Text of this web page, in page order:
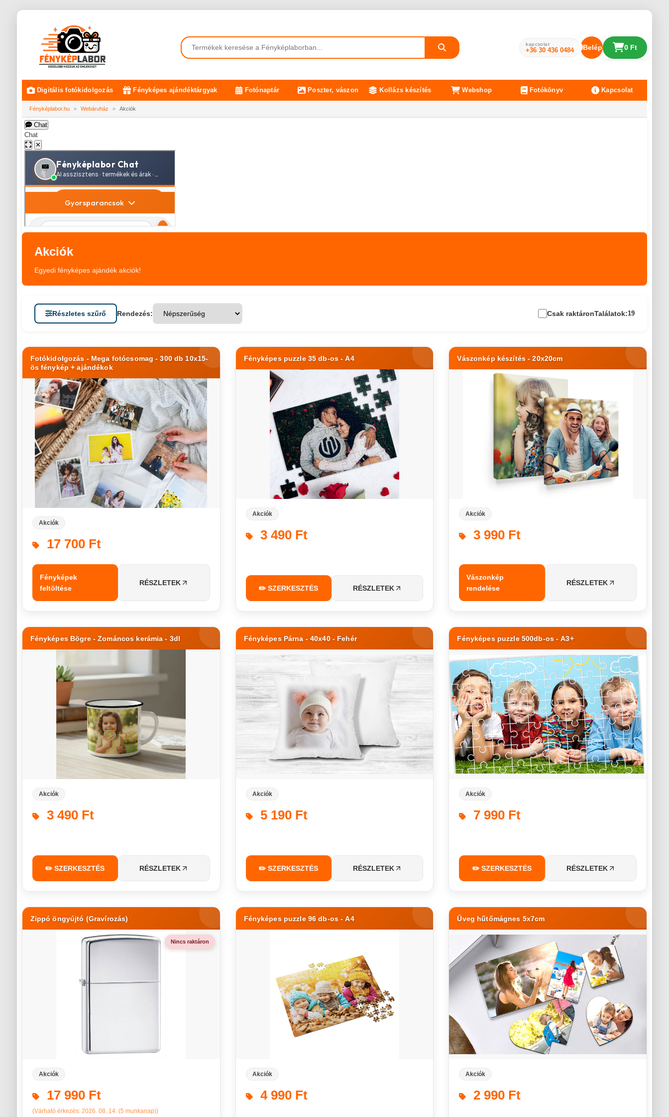
kapcsolat
+36 30 436 0484 Belépés 0 Ft
Digitális fotókidolgozás Fényképes ajándéktárgyak Fotónaptár Poszter, vászon Kollázs készítés Webshop Fotókönyv Kapcsolat
Fényképlabor.hu » Webáruház » Akciók
Chat
Chat
✕
Akciók
Egyedi fényképes ajándék akciók!
Részletes szűrő Rendezés: Csak raktáronTalálatok:19
Fotókidolgozás - Mega fotócsomag - 300 db 10x15-
ös fénykép + ajándékok
Akciók
17 700 Ft
Fényképek
feltöltése
RÉSZLETEK
Fényképes puzzle 35 db-os - A4
Akciók
3 490 Ft
✏️ SZERKESZTÉS RÉSZLETEK
Vászonkép készítés - 20x20cm
Akciók
3 990 Ft
Vászonkép
rendelése
RÉSZLETEK
Fényképes Bögre - Zománcos kerámia - 3dl
Akciók
3 490 Ft
✏️ SZERKESZTÉS RÉSZLETEK
Fényképes Párna - 40x40 - Fehér
Akciók
5 190 Ft
✏️ SZERKESZTÉS RÉSZLETEK
Fényképes puzzle 500db-os - A3+
Akciók
7 990 Ft
✏️ SZERKESZTÉS RÉSZLETEK
Zippó öngyújtó (Gravírozás)
Nincs raktáron
Akciók
17 990 Ft
(Várható érkezés: 2026. 08. 14. (5 munkanap))
Fényképes puzzle 96 db-os - A4
Akciók
4 990 Ft
Üveg hűtőmágnes 5x7cm
Akciók
2 990 Ft